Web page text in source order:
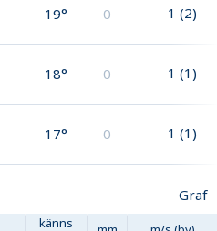
19° 0 1 (2)
18° 0 1 (1)
17° 0 1 (1)
Graf
känns